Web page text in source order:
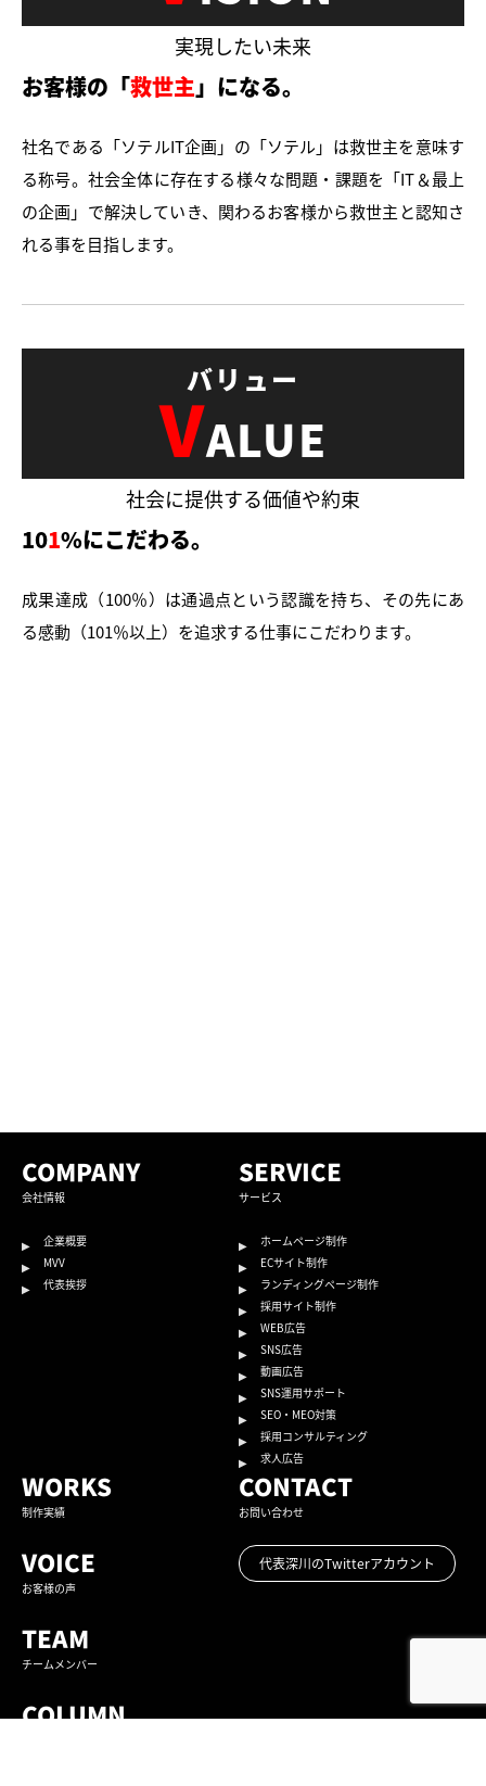
実現したい未来
お客様の「救世主」になる。
社名である「ソテルIT企画」の「ソテル」は救世主を意味す
る称号。社会全体に存在する様々な問題・課題を「IT＆最上
の企画」で解決していき、関わるお客様から救世主と認知さ
れる事を目指します。
VALUE
社会に提供する価値や約束
101%にこだわる。
成果達成（100％）は通過点という認識を持ち、その先にあ
る感動（101％以上）を追求する仕事にこだわります。
COMPANY
会社情報
企業概要
MVV
代表挨拶
SERVICE
サービス
ホームページ制作
ECサイト制作
ランディングページ制作
採用サイト制作
WEB広告
SNS広告
動画広告
SNS運用サポート
SEO・MEO対策
採用コンサルティング
求人広告
WORKS
制作実績
VOICE
お客様の声
TEAM
チームメンバー
COLUMN
CONTACT
お問い合わせ
代表深川のTwitterアカウント